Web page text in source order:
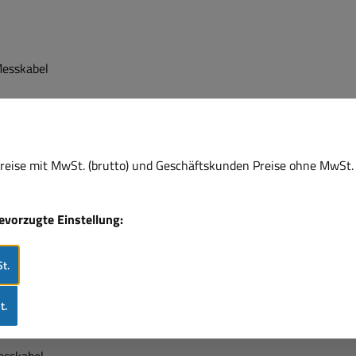
bis
mit MwSt. (brutto) und Geschäftskunden Preise ohne
Einstellung: